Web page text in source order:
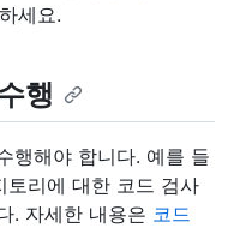
세요.
행
행해야 합니다. 예를 들
토리에 대한 코드 검사
. 자세한 내용은 코드